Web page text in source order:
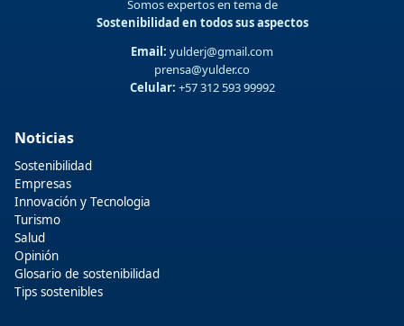
Somos expertos en tema de
Sostenibilidad en todos sus aspectos
Email: yulderj@gmail.com
prensa@yulder.co
Celular: +57 312 593 99992
Noticias
Sostenibilidad
Empresas
Innovación y Tecnologia
Turismo
Salud
Opinión
Glosario de sostenibilidad
Tips sostenibles